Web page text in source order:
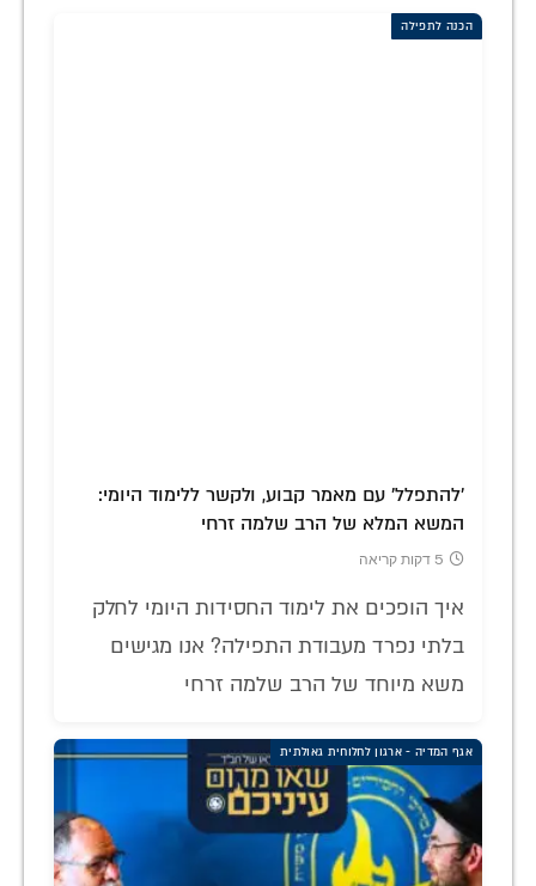
הכנה לתפילה
'להתפלל' עם מאמר קבוע, ולקשר ללימוד היומי:
המשא המלא של הרב שלמה זרחי
5 דקות קריאה
איך הופכים את לימוד החסידות היומי לחלק
בלתי נפרד מעבודת התפילה? אנו מגישים
משא מיוחד של הרב שלמה זרחי
אגף המדיה - ארגון לחלוחית גאולתית